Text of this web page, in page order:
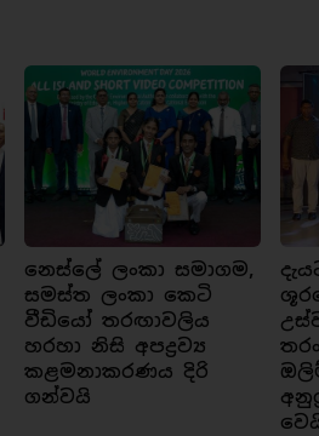
නෙස්ලේ ලංකා සමාගම,
සමස්ත ලංකා කෙටි
වීඩියෝ තරඟාවලිය
හරහා නිසි අපද්‍රව්‍ය
කළමනාකරණය දිරි
ගන්වයි